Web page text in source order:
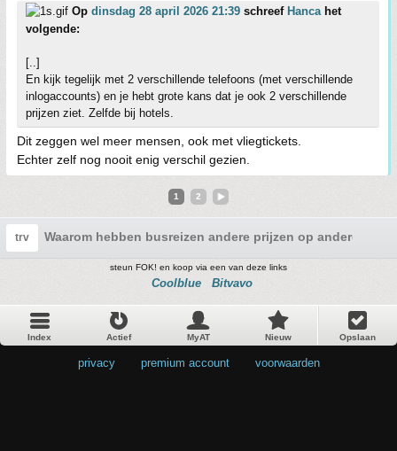
Op dinsdag 28 april 2026 21:39 schreef Hancahet
volgende:
[..]
En kijk tegelijk met 2 verschillende telefoons (met verschillende
inlogaccounts) en je hebt grote kans dat je ook 2 verschillende
prijzen ziet. Zelfde bij hotels.
Dit zeggen wel meer mensen, ook met vliegtickets.
Echter zelf nog nooit enig verschil gezien.
1 2
trv Waarom hebben busreizen andere prijzen op andere data?
steun FOK! en koop via een van deze links
Coolblue Bitvavo
Index Actief MyAT Nieuw Opslaan
privacy premium account voorwaarden